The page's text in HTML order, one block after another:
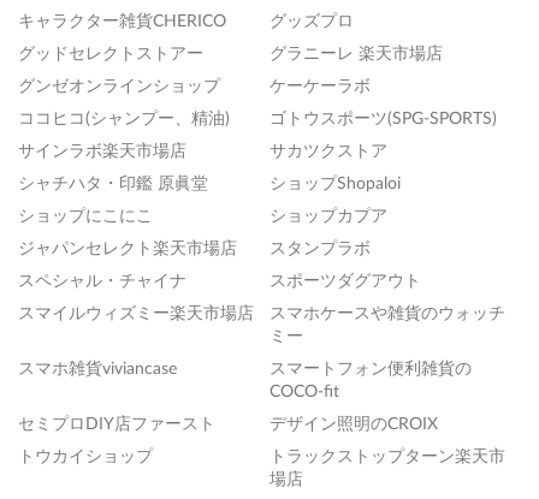
キャラクター雑貨CHERICO
グッズプロ
グッドセレクトストアー
グラニーレ 楽天市場店
グンゼオンラインショップ
ケーケーラボ
ココヒコ(シャンプー、精油)
ゴトウスポーツ(SPG-SPORTS)
サインラボ楽天市場店
サカツクストア
シャチハタ・印鑑 原眞堂
ショップShopaloi
ショップにこにこ
ショップカプア
ジャパンセレクト楽天市場店
スタンプラボ
スペシャル・チャイナ
スポーツダグアウト
スマイルウィズミー楽天市場店
スマホケースや雑貨のウォッチ
ミー
スマホ雑貨viviancase
スマートフォン便利雑貨の
COCO-fit
セミプロDIY店ファースト
デザイン照明のCROIX
トウカイショップ
トラックストップターン楽天市
場店